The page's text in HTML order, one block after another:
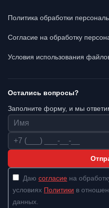
Политика обработки
Согласие на обработку
Условия использования
Остались вопросы?
Заполните форму, и мы
Имя
Телефон
Даю согласие на
условиях Политики в
данных.